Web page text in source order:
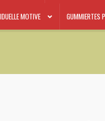
MOTIVE GUMMIERTES